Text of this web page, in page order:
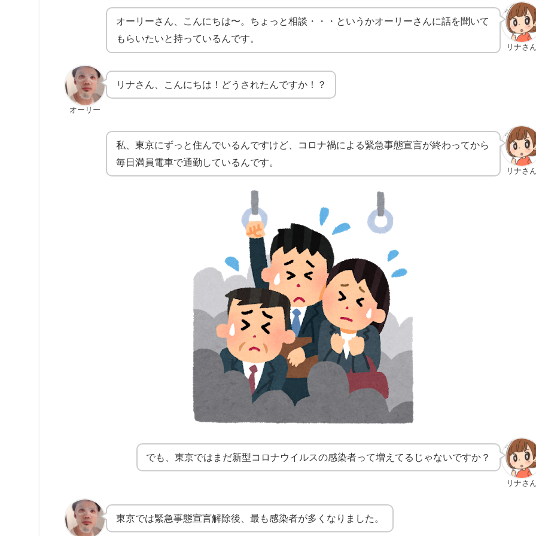
リナさ
オーリーさん、こんにちは〜。ちょっと相談・・・というかオーリーさんに話を聞いて
もらいたいと持っているんです。
オーリー
リナさん、こんにちは！どうされたんですか！？
リナさ
私、東京にずっと住んでいるんですけど、コロナ禍による緊急事態宣言が終わってから
毎日満員電車で通勤しているんです。
リナさ
でも、東京ではまだ新型コロナウイルスの感染者って増えてるじゃないですか？
東京では緊急事態宣言解除後、最も感染者が多くなりました。